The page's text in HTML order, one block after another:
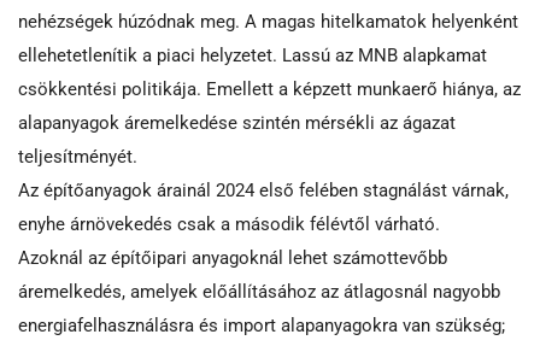
nehézségek húzódnak meg. A magas hitelkamatok helyenként
ellehetetlenítik a piaci helyzetet. Lassú az MNB alapkamat
csökkentési politikája. Emellett a képzett munkaerő hiánya, az
alapanyagok áremelkedése szintén mérsékli az ágazat
teljesítményét.
Az építőanyagok árainál 2024 első felében stagnálást várnak,
enyhe árnövekedés csak a második félévtől várható.
Azoknál az építőipari anyagoknál lehet számottevőbb
áremelkedés, amelyek előállításához az átlagosnál nagyobb
energiafelhasználásra és import alapanyagokra van szükség;